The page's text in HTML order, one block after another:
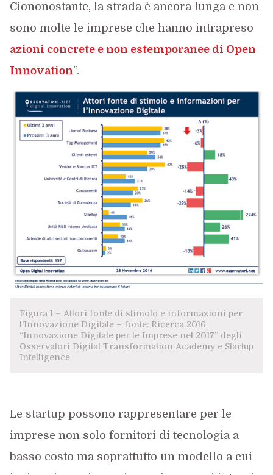
Ciononostante, la strada è ancora lunga e non
sono molte le imprese che hanno intrapreso
azioni concrete e non estemporanee di Open
Innovation”.
Figura 1 – Attori fonte di stimolo e informazioni per
l'Innovazione Digitale – fonte: Ricerca 2016
“Innovazione Digitale per le Imprese nel 2017” degli
Osservatori Digital Transformation Academy e Startup
Intelligence
Le startup possono rappresentare per le
imprese non solo fornitori di tecnologia a
basso costo ma soprattutto un modello a cui